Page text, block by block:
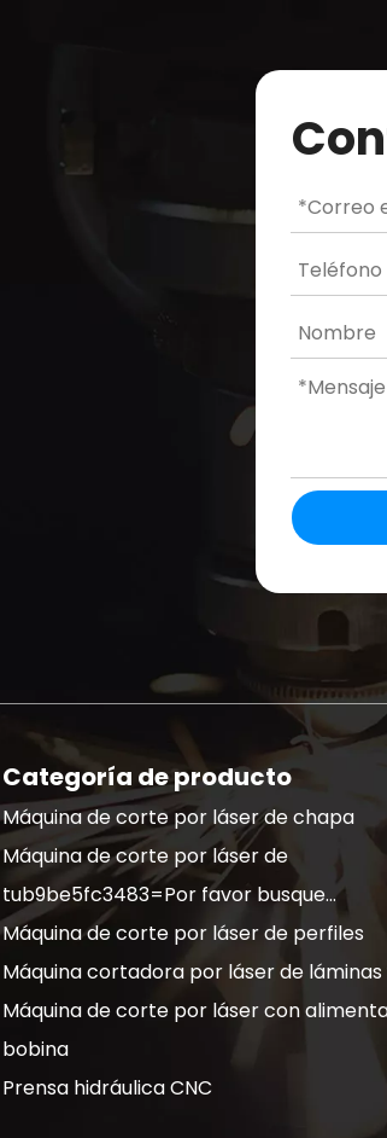
Categoría de producto
Máquina de corte por láser de chapa
Máquina de corte por láser de
tub9be5fc3483=Por favor busque...
Máquina de corte por láser de perfiles
Máquina cortadora por láser de
Máquina de corte por láser con
bobina
Prensa hidráulica CNC